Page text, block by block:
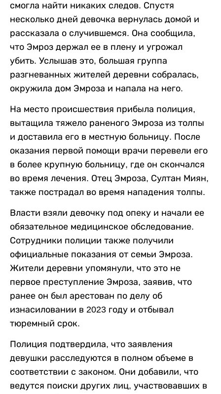
смогла найти никаких следов. Спустя
несколько дней девочка вернулась домой и
рассказала о случившемся. Она сообщила,
что Эмроз держал ее в плену и угрожал
убить. Услышав это, большая группа
разгневанных жителей деревни собралась,
окружила дом Эмроза и напала на него.
На место происшествия прибыла полиция,
вытащила тяжело раненого Эмроза из толпы
и доставила его в местную больницу. После
оказания первой помощи врачи перевели его
в более крупную больницу, где он скончался
во время лечения. Отец Эмроза, Султан Миян,
также пострадал во время нападения толпы.
Власти взяли девочку под опеку и начали ее
обязательное медицинское обследование.
Сотрудники полиции также получили
официальные показания от семьи Эмроза.
Жители деревни упомянули, что это не
первое преступление Эмроза, заявив, что
ранее он был арестован по делу об
изнасиловании в 2023 году и отбывал
тюремный срок.
Полиция подтвердила, что заявления
девушки расследуются в полном объеме в
соответствии с законом. Они добавили, что
ведутся поиски других лиц, участвовавших в